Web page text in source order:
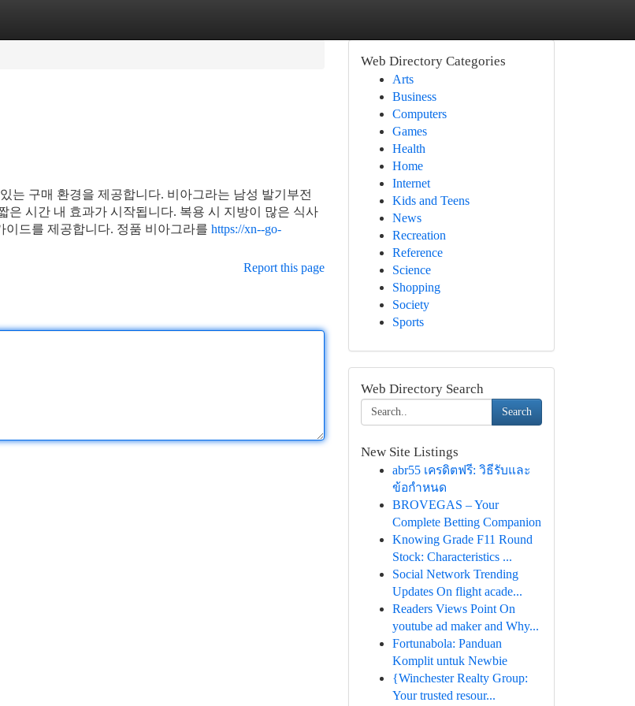
는 구매 환경을 제공합니다. 비아그라는 남성 발기부전
은 시간 내 효과가 시작됩니다. 복용 시 지방이 많은 식사
드를 제공합니다. 정품 비아그라를 https://xn--go-
Report this page
Web Directory Categories
Arts
Business
Computers
Games
Health
Home
Internet
Kids and Teens
News
Recreation
Reference
Science
Shopping
Society
Sports
Web Directory Search
Search
New Site Listings
abr55 เครดิตฟรี: วิธีรับและ
ข้อกำหนด
BROVEGAS – Your
Complete Betting Companion
Knowing Grade F11 Round
Stock: Characteristics ...
Social Network Trending
Updates On flight acade...
Readers Views Point On
youtube ad maker and Why...
Fortunabola: Panduan
Komplit untuk Newbie
{Winchester Realty Group:
Your trusted resour...